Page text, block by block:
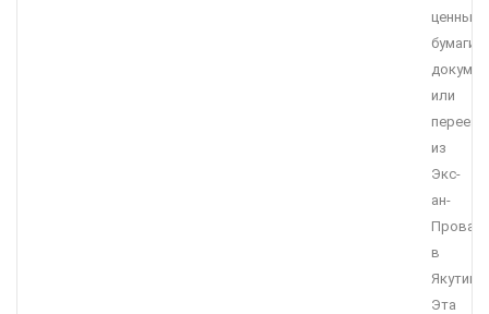
ценные
бумаги,
или
переезд
из
Экс-
ан-
Прованс
в
Якутию?
Эта